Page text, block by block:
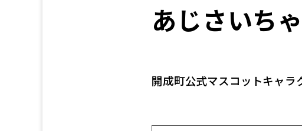
あじさいち
開成町公式マスコットキャラ